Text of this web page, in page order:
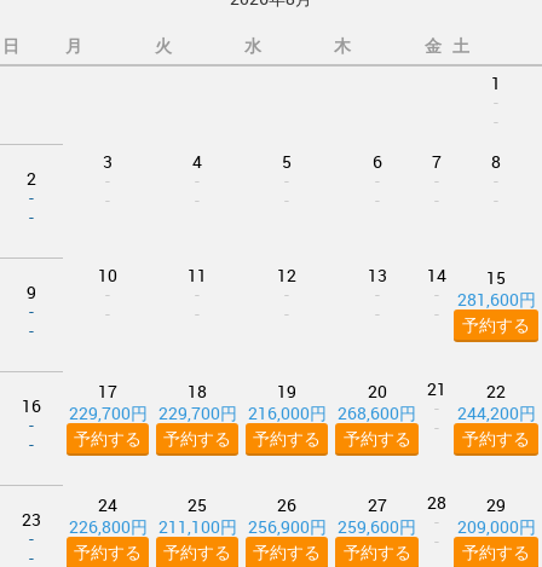
日 月 火 水 木 金 土
1
-
-
2
-
-
3
-
-
4
-
-
5
-
-
6
-
-
7
-
-
8
-
-
9
-
-
10
-
-
11
-
-
12
-
-
13
-
-
14
-
-
15
281,600円
予約する
16
-
-
17
229,700円
予約する
18
229,700円
予約する
19
216,000円
予約する
20
268,600円
予約する
21
-
-
22
244,200円
予約する
23
-
-
24
226,800円
予約する
25
211,100円
予約する
26
256,900円
予約する
27
259,600円
予約する
28
-
-
29
209,000円
予約する